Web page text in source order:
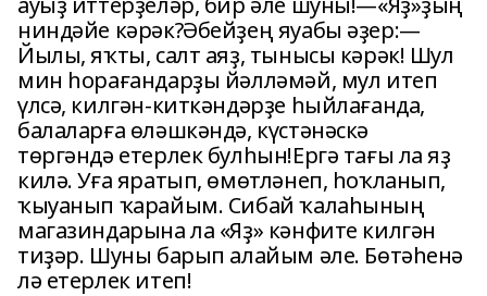
ниндәйе кәрәк?Әбейҙең яуабы әҙер:—
Йылы, яҡты, салт аяҙ, тынысы кәрәк! Шул
мин һорағандарҙы йәлләмәй, мул итеп
үлсә, килгән-киткәндәрҙе һыйлағанда,
балаларға өләшкәндә, күстәнәскә
төргәндә етерлек булһын!Ергә тағы ла яҙ
килә. Уға яратып, өмөтләнеп, һоҡланып,
ҡыуанып ҡарайым. Сибай ҡалаһының
магазиндарына ла «Яҙ» кәнфите килгән
тиҙәр. Шуны барып алайым әле. Бөтәһенә
лә етерлек итеп!